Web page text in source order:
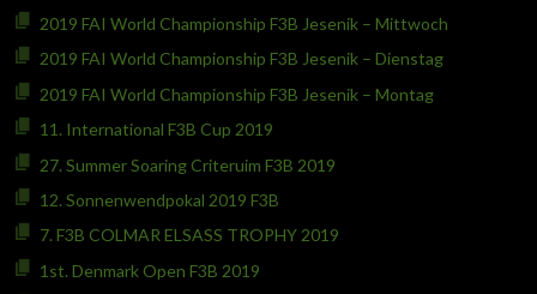
2019 FAI World Championship F3B Jesenik – Mittwoch
2019 FAI World Championship F3B Jesenik – Dienstag
2019 FAI World Championship F3B Jesenik – Montag
11. International F3B Cup 2019
27. Summer Soaring Criteruim F3B 2019
12. Sonnenwendpokal 2019 F3B
7. F3B COLMAR ELSASS TROPHY 2019
1st. Denmark Open F3B 2019